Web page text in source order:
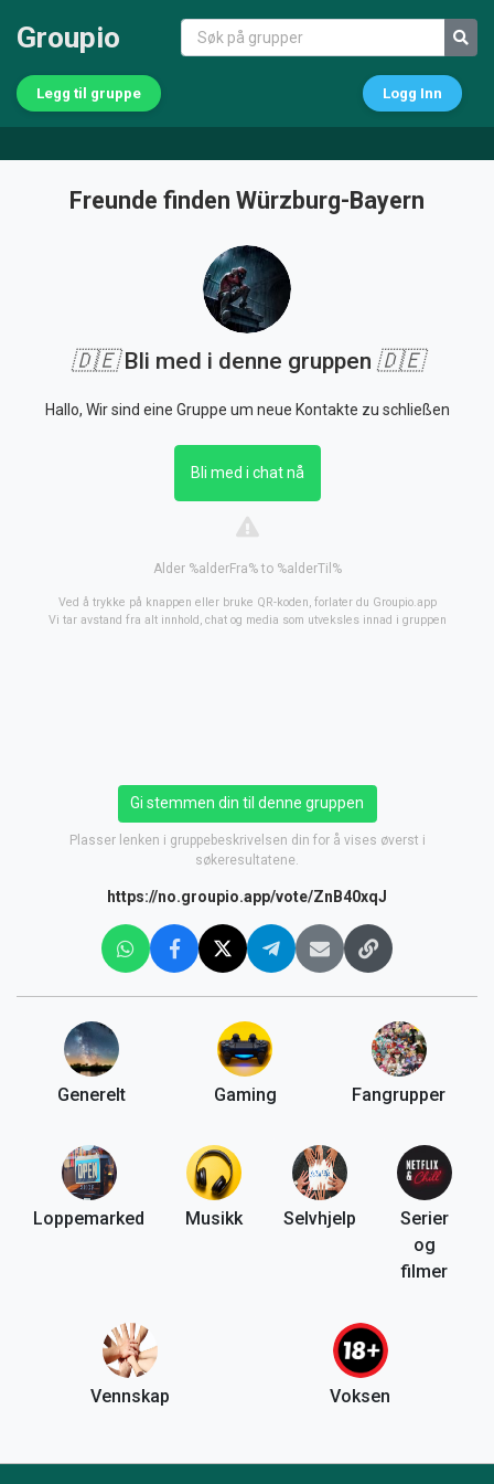
Groupio
Legg til gruppe Logg Inn
Freunde finden Würzburg-Bayern
🇩🇪Bli med i denne gruppen 🇩🇪
Hallo, Wir sind eine Gruppe um neue Kontakte zu schließen
Bli med i chat nå
Alder %alderFra% to %alderTil%
Ved å trykke på knappen eller bruke QR-koden, forlater du Groupio.app
Vi tar avstand fra alt innhold, chat og media som utveksles innad i gruppen
Gi stemmen din til denne gruppen
Plasser lenken i gruppebeskrivelsen din for å vises øverst i
søkeresultatene.
https://no.groupio.app/vote/ZnB40xqJ
Generelt Gaming Fangrupper
Loppemarked Musikk Selvhjelp
Serier
og
filmer
Vennskap Voksen